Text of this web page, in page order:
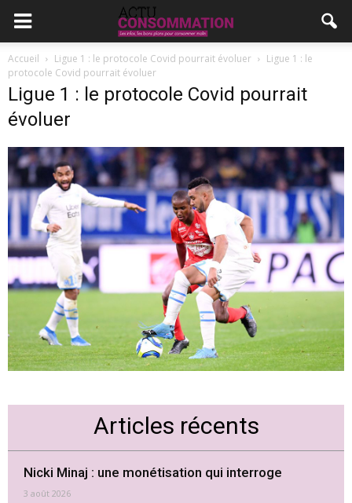
Accueil Ligue 1 : le protocole Covid pourrait évoluer
Ligue 1 : le
protocole Covid pourrait évoluer
Ligue 1 : le protocole Covid pourrait
évoluer
Articles récents
Nicki Minaj : une monétisation qui interroge
3 août 2026